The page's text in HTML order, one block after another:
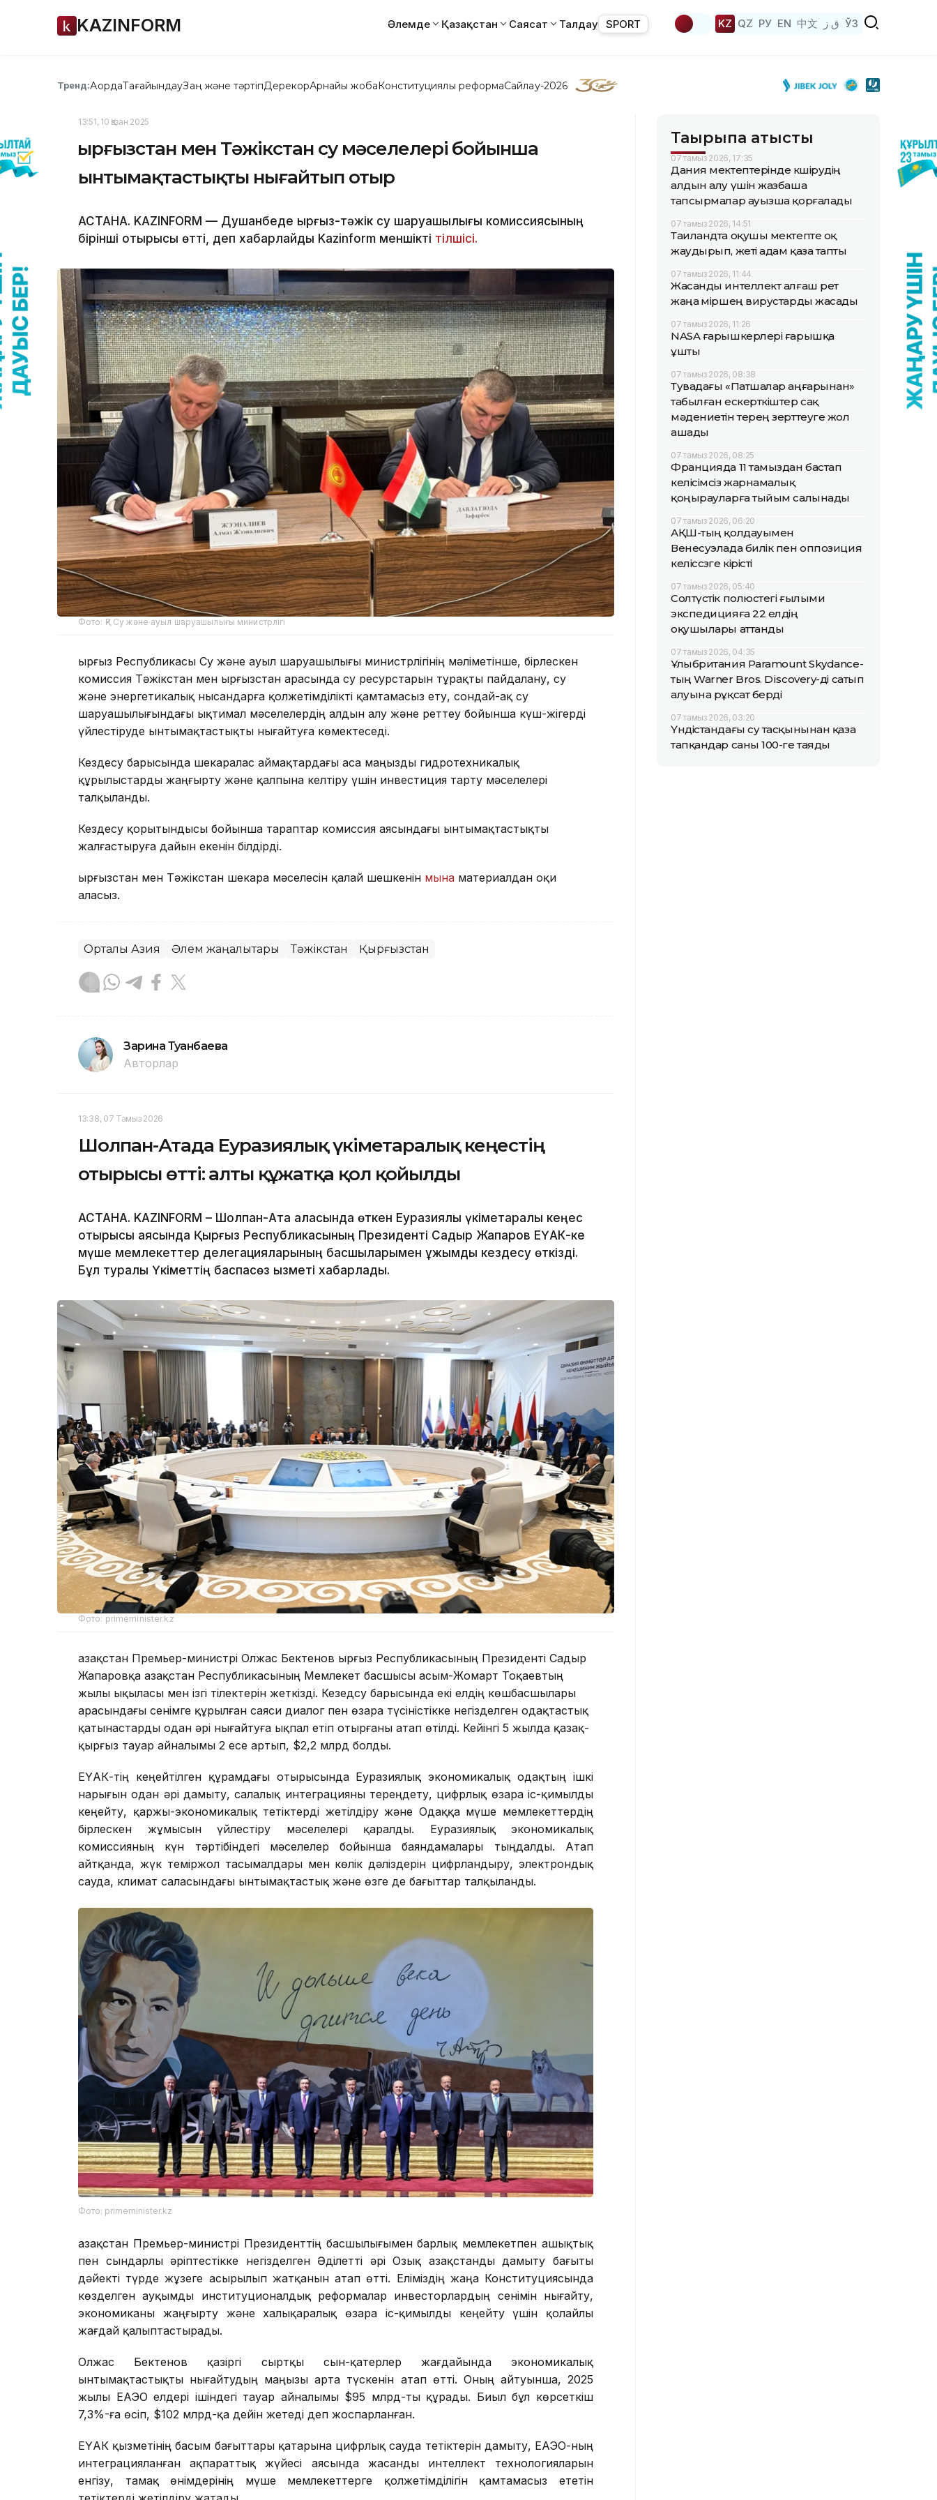
KAZINFORM Әлемде Қазақстан Саясат Талдау SPORT KZ QZ РУ EN 中文 ق ز ЎЗ
Тренд:АқордаТағайындауЗаң және тәртіпДерекқорАрнайы жобаКонституциялық реформаСайлау-2026
13:51, 10 Қазан 2025
Қырғызстан мен Тәжікстан су мәселелері бойынша
ынтымақтастықты нығайтып отыр
АСТАНА. KAZINFORM — Душанбеде қырғыз-тәжік су шаруашылығы комиссиясының
бірінші отырысы өтті, деп хабарлайды Kazinform меншікті тілшісі.
Фото: ҚР Су және ауыл шаруашылығы министрлігі
Қырғыз Республикасы Су және ауыл шаруашылығы министрлігінің мәліметінше, бірлескен
комиссия Тәжікстан мен Қырғызстан арасында су ресурстарын тұрақты пайдалану, су
және энергетикалық нысандарға қолжетімділікті қамтамасыз ету, сондай-ақ су
шаруашылығындағы ықтимал мәселелердің алдын алу және реттеу бойынша күш-жігерді
үйлестіруде ынтымақтастықты нығайтуға көмектеседі.
Кездесу барысында шекаралас аймақтардағы аса маңызды гидротехникалық
құрылыстарды жаңғырту және қалпына келтіру үшін инвестиция тарту мәселелері
талқыланды.
Кездесу қорытындысы бойынша тараптар комиссия аясындағы ынтымақтастықты
жалғастыруға дайын екенін білдірді.
Қырғызстан мен Тәжікстан шекара мәселесін қалай шешкенін мына материалдан оқи
аласыз.
Орталық Азия Әлем жаңалықтары Тәжікстан Қырғызстан
Зарина Туғанбаева
Авторлар
13:38, 07 Тамыз 2026
Шолпан-Атада Еуразиялық үкіметаралық кеңестің
отырысы өтті: алты құжатқа қол қойылды
АСТАНА. KAZINFORM – Шолпан-Ата қаласында өткен Еуразиялық үкіметаралық кеңес
отырысы аясында Қырғыз Республикасының Президенті Садыр Жапаров ЕҮАК-ке
мүше мемлекеттер делегацияларының басшыларымен ұжымдық кездесу өткізді.
Бұл туралы Үкіметтің баспасөз қызметі хабарлады.
Фото: primeminister.kz
Қазақстан Премьер-министрі Олжас Бектенов Қырғыз Республикасының Президенті Садыр
Жапаровқа Қазақстан Республикасының Мемлекет басшысы Қасым-Жомарт Тоқаевтың
жылы ықыласы мен ізгі тілектерін жеткізді. Кезедсу барысында екі елдің көшбасшылары
арасындағы сенімге құрылған саяси диалог пен өзара түсіністікке негізделген одақтастық
қатынастарды одан әрі нығайтуға ықпал етіп отырғаны атап өтілді. Кейінгі 5 жылда қазақ-
қырғыз тауар айналымы 2 есе артып, $2,2 млрд болды.
ЕҮАК-тің кеңейтілген құрамдағы отырысында Еуразиялық экономикалық одақтың ішкі
нарығын одан әрі дамыту, салалық интеграцияны тереңдету, цифрлық өзара іс-қимылды
кеңейту, қаржы-экономикалық тетіктерді жетілдіру және Одаққа мүше мемлекеттердің
бірлескен жұмысын үйлестіру мәселелері қаралды. Еуразиялық экономикалық
комиссияның күн тәртібіндегі мәселелер бойынша баяндамалары тыңдалды. Атап
айтқанда, жүк теміржол тасымалдары мен көлік дәліздерін цифрландыру, электрондық
сауда, климат саласындағы ынтымақтастық және өзге де бағыттар талқыланды.
Фото: primeminister.kz
Қазақстан Премьер-министрі Президенттің басшылығымен барлық мемлекетпен ашықтық
пен сындарлы әріптестікке негізделген Әділетті әрі Озық Қазақстанды дамыту бағыты
дәйекті түрде жұзеге асырылып жатқанын атап өтті. Еліміздің жаңа Конституциясында
көзделген ауқымды институционалдық реформалар инвесторлардың сенімін нығайту,
экономиканы жаңғырту және халықаралық өзара іс-қимылды кеңейту үшін қолайлы
жағдай қалыптастырады.
Олжас Бектенов қазіргі сыртқы сын-қатерлер жағдайында экономикалық
ынтымақтастықты нығайтудың маңызы арта түскенін атап өтті. Оның айтуынша, 2025
жылы ЕАЭО елдері ішіндегі тауар айналымы $95 млрд-ты құрады. Биыл бұл көрсеткіш
7,3%-ға өсіп, $102 млрд-қа дейін жетеді деп жоспарланған.
ЕҮАК қызметінің басым бағыттары қатарына цифрлық сауда тетіктерін дамыту, ЕАЭО-ның
интеграцияланған ақпараттық жүйесі аясында жасанды интеллект технологияларын
енгізу, тамақ өнімдерінің мүше мемлекеттерге қолжетімділігін қамтамасыз ететін
Тақырыпқа қатысты
07 тамыз 2026, 17:35
Дания мектептерінде көшірудің
алдын алу үшін жазбаша
тапсырмалар ауызша қорғалады
07 тамыз 2026, 14:51
Таиландта оқушы мектепте оқ
жаудырып, жеті адам қаза тапты
07 тамыз 2026, 11:44
Жасанды интеллект алғаш рет
жаңа өміршең вирустарды жасады
07 тамыз 2026, 11:26
NASA ғарышкерлері ғарышқа
ұшты
07 тамыз 2026, 08:38
Тувадағы «Патшалар аңғарынан»
табылған ескерткіштер сақ
мәдениетін терең зерттеуге жол
ашады
07 тамыз 2026, 08:25
Францияда 11 тамыздан бастап
келісімсіз жарнамалық
қоңырауларға тыйым салынады
07 тамыз 2026, 06:20
АҚШ-тың қолдауымен
Венесуэлада билік пен оппозиция
келіссөзге кірісті
07 тамыз 2026, 05:40
Солтүстік полюстегі ғылыми
экспедицияға 22 елдің
оқушылары аттанды
07 тамыз 2026, 04:35
Ұлыбритания Paramount Skydance-
тың Warner Bros. Discovery-ді сатып
алуына рұқсат берді
07 тамыз 2026, 03:20
Үндістандағы су тасқынынан қаза
тапқандар саны 100-ге таяды